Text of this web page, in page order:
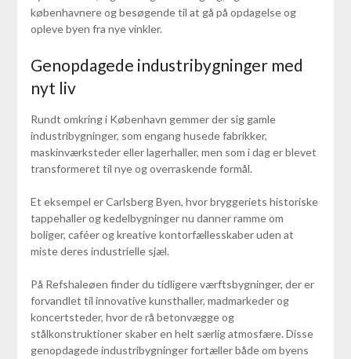
københavnere og besøgende til at gå på opdagelse og
opleve byen fra nye vinkler.
Genopdagede industribygninger med
nyt liv
Rundt omkring i København gemmer der sig gamle
industribygninger, som engang husede fabrikker,
maskinværksteder eller lagerhaller, men som i dag er blevet
transformeret til nye og overraskende formål.
Et eksempel er Carlsberg Byen, hvor bryggeriets historiske
tappehaller og kedelbygninger nu danner ramme om
boliger, caféer og kreative kontorfællesskaber uden at
miste deres industrielle sjæl.
På Refshaleøen finder du tidligere værftsbygninger, der er
forvandlet til innovative kunsthaller, madmarkeder og
koncertsteder, hvor de rå betonvægge og
stålkonstruktioner skaber en helt særlig atmosfære. Disse
genopdagede industribygninger fortæller både om byens